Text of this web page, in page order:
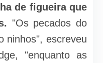
de figueira que
"Os pecados do
ninhos", escreveu
"enquanto as